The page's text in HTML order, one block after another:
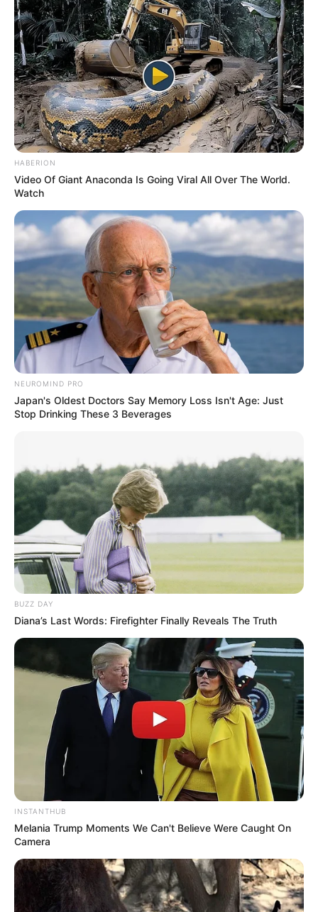
HABERION
Video Of Giant Anaconda Is Going Viral All Over The World.
Watch
NEUROMIND PRO
Japan's Oldest Doctors Say Memory Loss Isn't Age: Just
Stop Drinking These 3 Beverages
BUZZ DAY
Diana’s Last Words: Firefighter Finally Reveals The Truth
INSTANTHUB
Melania Trump Moments We Can't Believe Were Caught On
Camera